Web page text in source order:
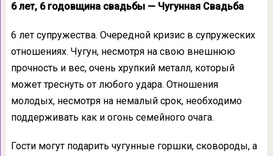
6 лет, 6 годовщина свадьбы — Чугунная Свадьба
6 лет супружества. Очередной кризис в супружеских
отношениях. Чугун, несмотря на свою внешнюю
прочность и вес, очень хрупкий металл, который
может треснуть от любого удара. Отношения
молодых, несмотря на немалый срок, необходимо
поддерживать как и огонь семейного очага.
Гости могут подарить чугунные горшки, сковороды, а